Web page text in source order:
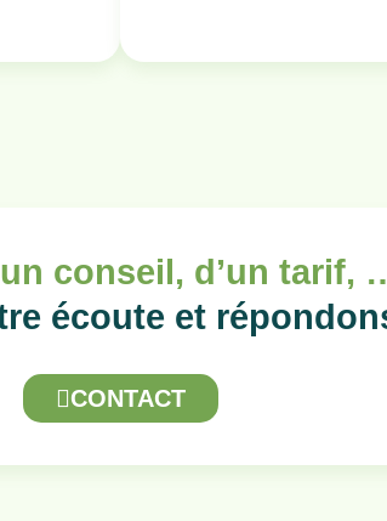
conseil, d’un tarif,
écoute et
CONTACT